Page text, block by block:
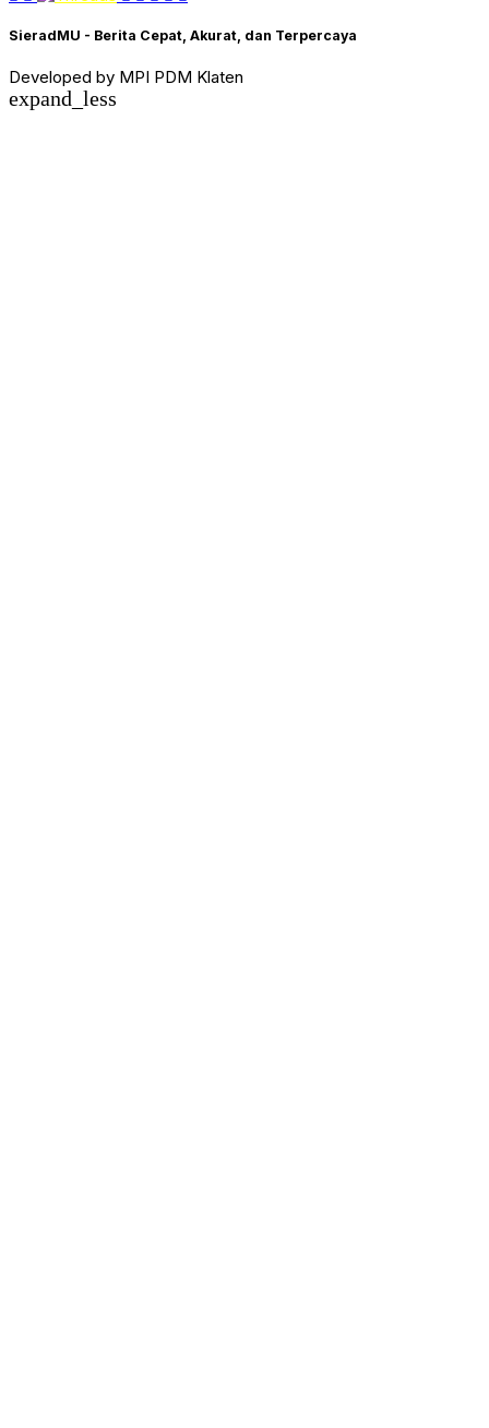
SieradMU - Berita Cepat, Akurat, dan Terpercaya
Developed by MPI PDM Klaten
expand_less